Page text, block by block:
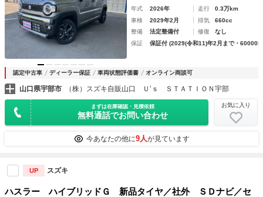
年式 2026年 走行
0.3万km
車検
2029年2月 排気
660cc
整備
法定整備付 修復
なし
保証
保証付 (2029(令和11)年2月まで・
認定中古車 ディーラー保証 車両状態評価書 オンライン商談可
山口県宇部市 （株）スズキ自販山口 Ｕ’ｓ ＳＴＡＴＩＯＮ宇部
まずは在庫確認・見積依頼
無料通話でお問い合わせ
お気に入り
今あなたの他に9人が見ています
UP スズキ
ハスラー ハイブリッドＧ 新品タイヤ／社外 ＳＤナビ／セ